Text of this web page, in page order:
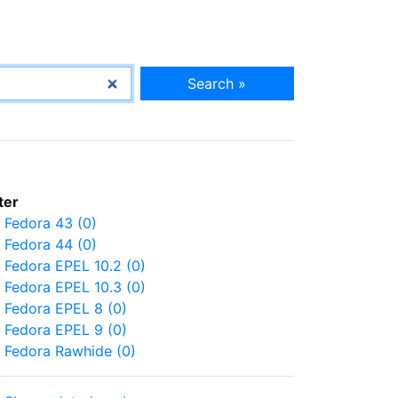
Search »
Fedora 43 (0)
Fedora 44 (0)
Fedora EPEL 10.2 (0)
Fedora EPEL 10.3 (0)
Fedora EPEL 8 (0)
Fedora EPEL 9 (0)
Fedora Rawhide (0)